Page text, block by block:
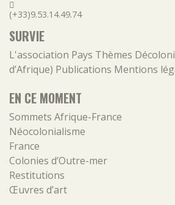
(+33)9.53.14.49.74
SURVIE
L'association Pays Thèmes
d’Afrique) Publications Mentions
EN CE MOMENT
Sommets Afrique-France
Néocolonialisme
France
Colonies d’Outre-mer
Restitutions
Œuvres d’art